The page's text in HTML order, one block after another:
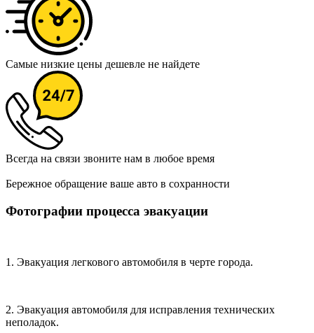
Самые низкие цены дешевле не найдете
Всегда на связи звоните нам в любое время
Бережное обращение ваше авто в сохранности
Фотографии процесса эвакуации
1. Эвакуация легкового автомобиля в черте города.
2. Эвакуация автомобиля для исправления технических
неполадок.